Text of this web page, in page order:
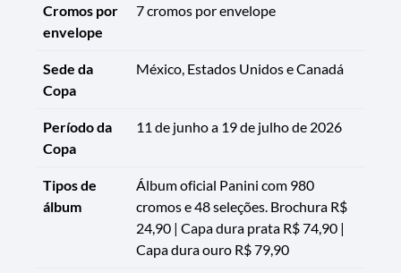
Cromos por
envelope
7 cromos por envelope
Sede da
Copa
México, Estados Unidos e Canadá
Período da
Copa
11 de junho a 19 de julho de 2026
Tipos de
álbum
Álbum oficial Panini com 980
cromos e 48 seleções. Brochura R$
24,90 | Capa dura prata R$ 74,90 |
Capa dura ouro R$ 79,90